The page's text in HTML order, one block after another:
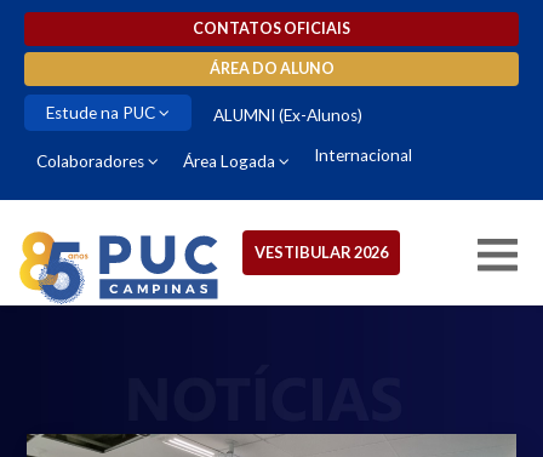
CONTATOS OFICIAIS
ÁREA DO ALUNO
Estude na PUC ALUMNI (Ex-Alunos)
Colaboradores Área Logada Internacional
VESTIBULAR 2026